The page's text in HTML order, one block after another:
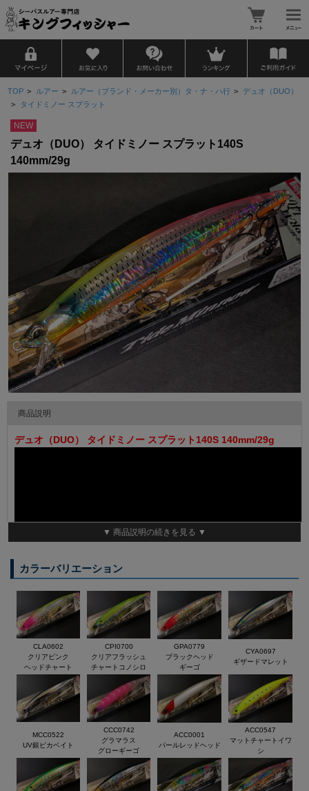
TOP > ルアー > ルアー（ブランド・メーカー別）タ・ナ・ハ行 > デュオ（DUO）
> タイドミノー スプラット
NEW
デュオ（DUO） タイドミノー スプラット140S
140mm/29g
商品説明
デュオ（DUO） タイドミノー スプラット140S 140mm/29g
“究極のスタンダード”新生タイドミノー シンキングモデルが待
望のラインナップ
カウントダウンによるレンジコントロールを駆使することで、荒
波の中やより深いレンジへのアプローチでタフなシーバスを攻略
する。
荒天下でも貫くような、磨きを掛けた抜群のキャスタビリティで
広範囲のリサーチが可能。
シンキングが加わり、“究極のスタンダード”を具現する新生タイ
▼ 商品説明の続きを見る ▼
カラーバリエーション
CLA0602
クリアピンク
ヘッドチャート
CPI0700
クリアフラッシュ
チャートコノシロ
GPA0779
ブラックヘッド
ギーゴ
CYA0697
ギザードマレット
MCC0522
UV銀ピカベイト
CCC0742
グラマラス
グローギーゴ
ACC0001
パールレッドヘッド
ACC0547
マットチャートイワ
シ